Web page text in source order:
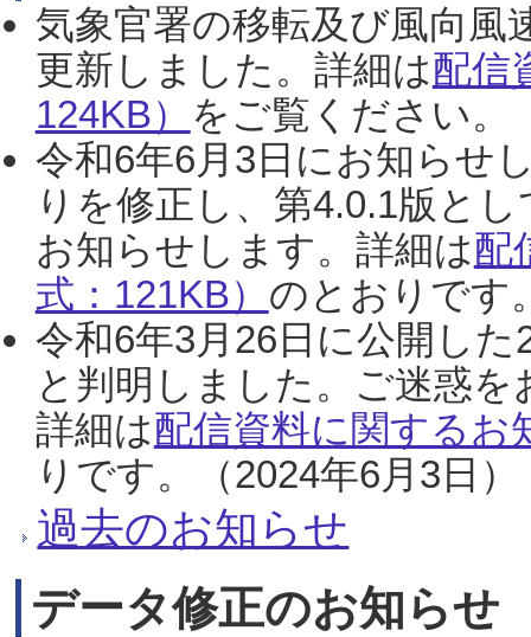
気象官署の移転及び風向風
更新しました。詳細は配信
124KB） をご覧ください。
令和6年6月3日にお知らせ
りを修正し、第4.0.1版と
お知らせします。詳細は配
式：121KB） のとおりです
令和6年3月26日に公開し
と判明しました。ご迷惑
詳細は配信資料に関するお
りです。（2024年6月3日）
過去のお知らせ
データ修正のお知らせ